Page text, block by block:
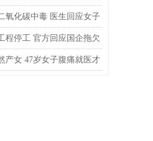
氧化碳中毒 医生回应女子
程停工 官方回应国企拖欠
产女 47岁女子腹痛就医才